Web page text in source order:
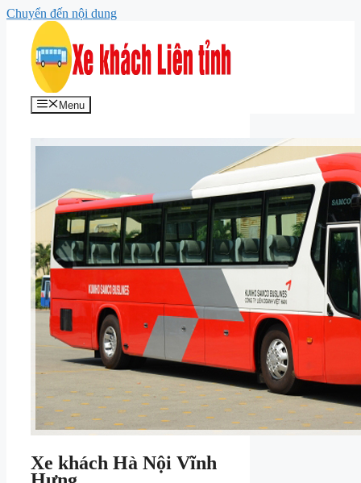
Chuyển đến nội dung
Menu
Xe khách Hà Nội Vĩnh